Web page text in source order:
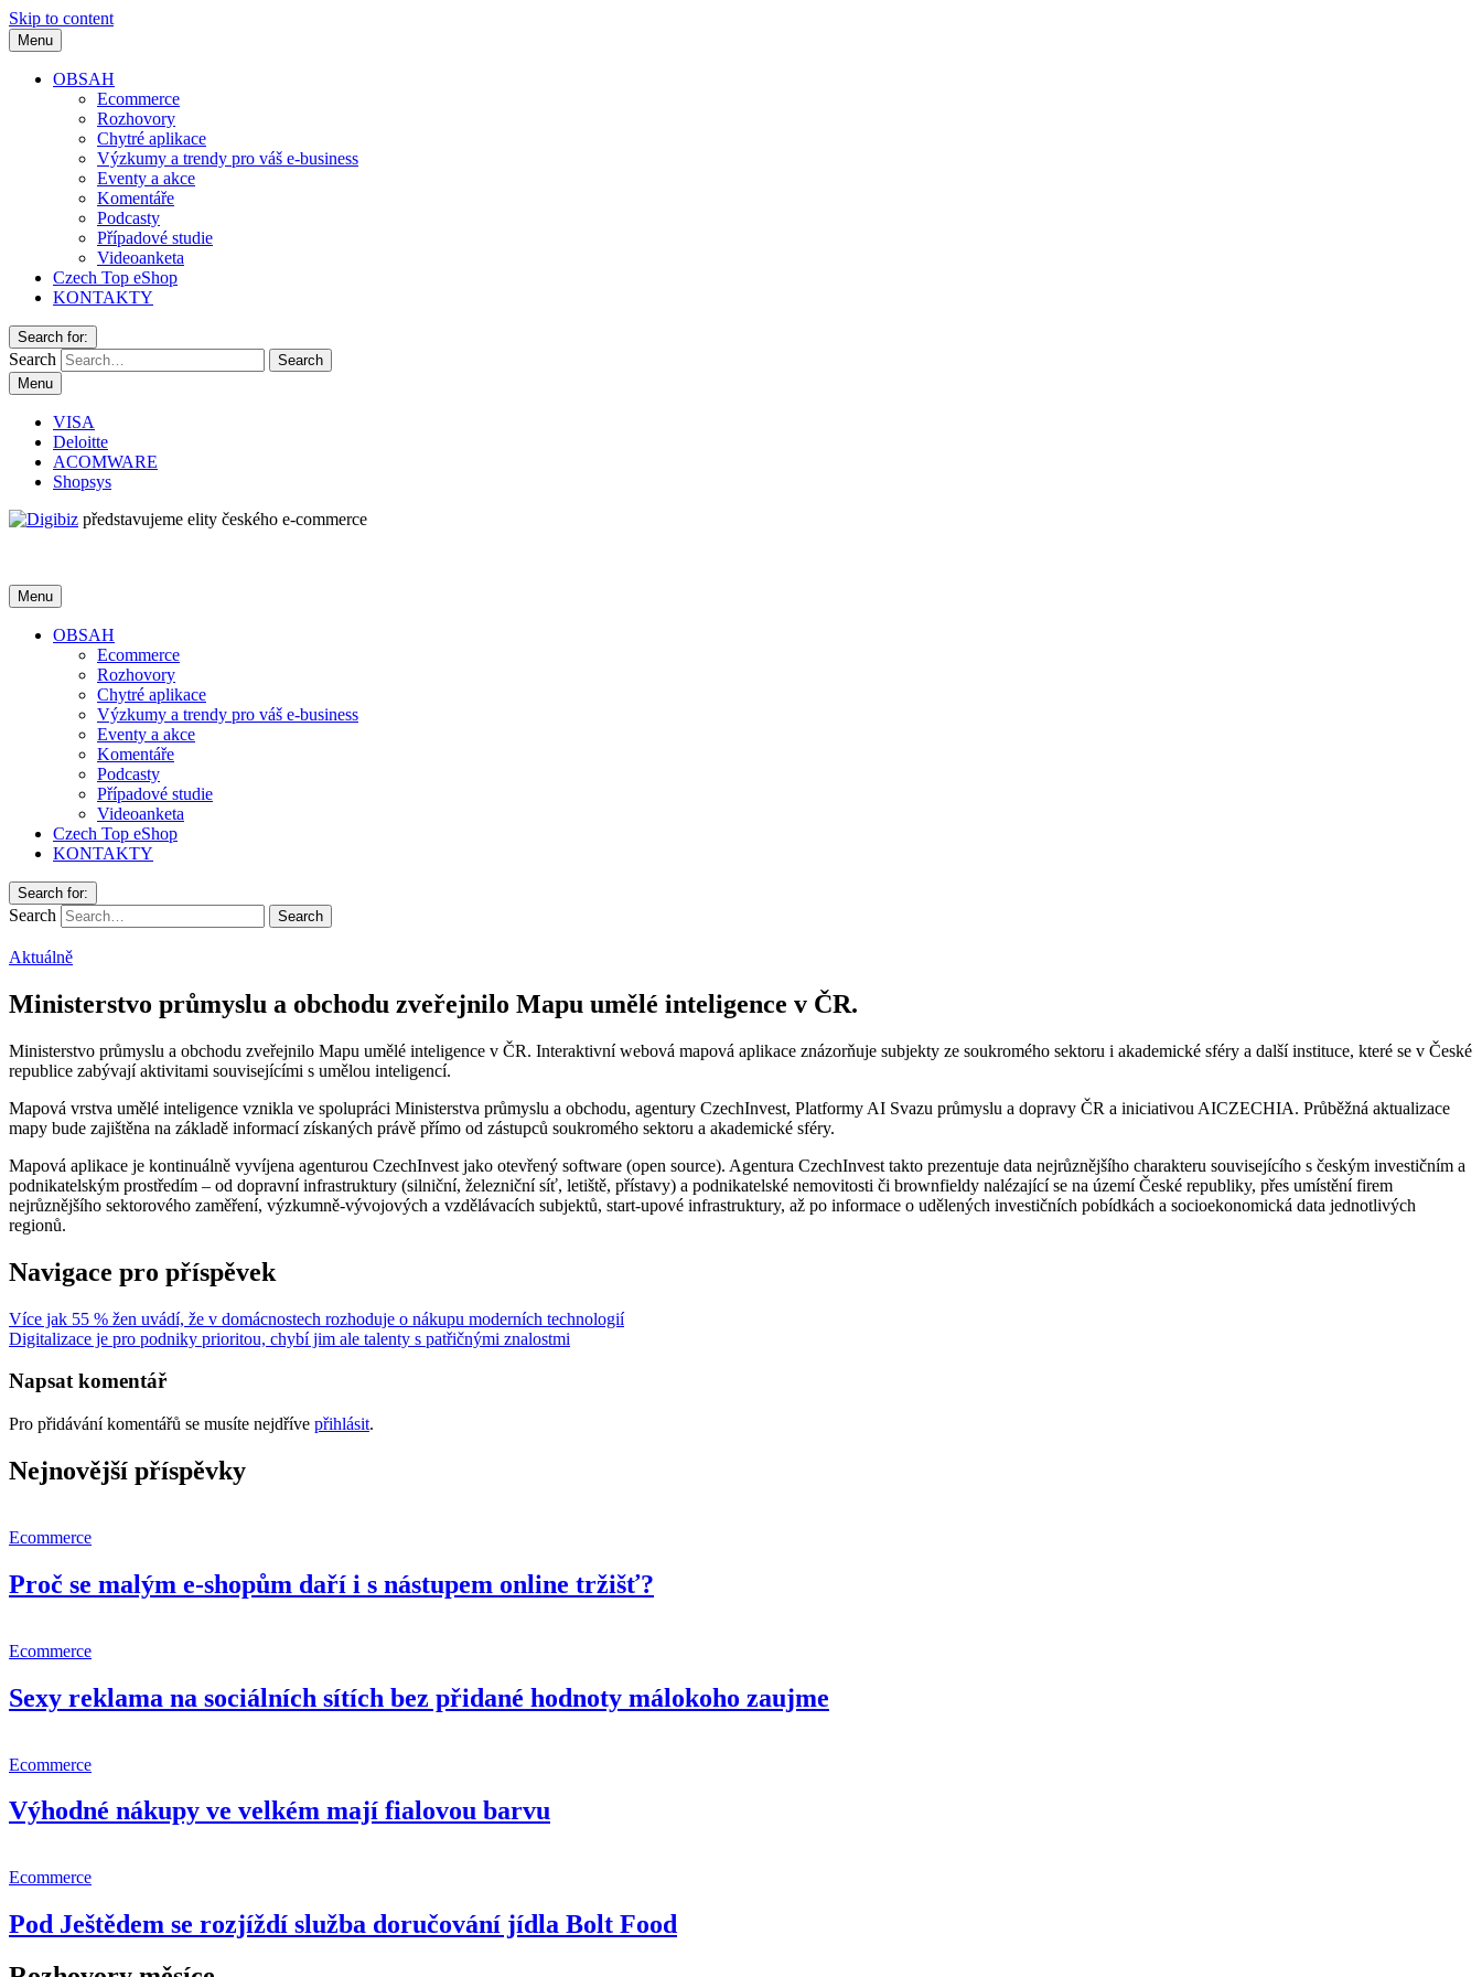
Skip to content
Menu
OBSAH
Ecommerce
Rozhovory
Chytré aplikace
Výzkumy a trendy pro váš e-business
Eventy a akce
Komentáře
Podcasty
Případové studie
Videoanketa
Czech Top eShop
KONTAKTY
Search for:
Search
Menu
VISA
Deloitte
ACOMWARE
Shopsys
představujeme elity českého e-commerce
Menu
OBSAH
Ecommerce
Rozhovory
Chytré aplikace
Výzkumy a trendy pro váš e-business
Eventy a akce
Komentáře
Podcasty
Případové studie
Videoanketa
Czech Top eShop
KONTAKTY
Search for:
Search
Aktuálně
Ministerstvo průmyslu a obchodu zveřejnilo Mapu umělé inteligence v ČR.
Ministerstvo průmyslu a obchodu zveřejnilo Mapu umělé inteligence v ČR. Interaktivní webová mapová aplikace znázorňuje subjekty ze soukromého sektoru i akademické sféry a další instituce, které se v České
republice zabývají aktivitami souvisejícími s umělou inteligencí.
Mapová vrstva umělé inteligence vznikla ve spolupráci Ministerstva průmyslu a obchodu, agentury CzechInvest, Platformy AI Svazu průmyslu a dopravy ČR a iniciativou AICZECHIA. Průběžná aktualizace
mapy bude zajištěna na základě informací získaných právě přímo od zástupců soukromého sektoru a akademické sféry.
Mapová aplikace je kontinuálně vyvíjena agenturou CzechInvest jako otevřený software (open source). Agentura CzechInvest takto prezentuje data nejrůznějšího charakteru souvisejícího s českým investičním a
podnikatelským prostředím – od dopravní infrastruktury (silniční, železniční síť, letiště, přístavy) a podnikatelské nemovitosti či brownfieldy nalézající se na území České republiky, přes umístění firem
nejrůznějšího sektorového zaměření, výzkumně-vývojových a vzdělávacích subjektů, start-upové infrastruktury, až po informace o udělených investičních pobídkách a socioekonomická data jednotlivých
regionů.
Navigace pro příspěvek
Více jak 55 % žen uvádí, že v domácnostech rozhoduje o nákupu moderních technologií
Digitalizace je pro podniky prioritou, chybí jim ale talenty s patřičnými znalostmi
Napsat komentář
Pro přidávání komentářů se musíte nejdříve přihlásit.
Nejnovější příspěvky
Ecommerce
Proč se malým e-shopům daří i s nástupem online tržišť?
Ecommerce
Sexy reklama na sociálních sítích bez přidané hodnoty málokoho zaujme
Ecommerce
Výhodné nákupy ve velkém mají fialovou barvu
Ecommerce
Pod Ještědem se rozjíždí služba doručování jídla Bolt Food